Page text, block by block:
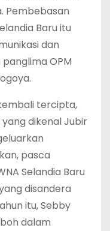
Pembebasan
Baru itu
dan
OPM
tercipta,
dikenal Jubir
pasca
Selandia Baru
disandera
itu, Sebby
dalam